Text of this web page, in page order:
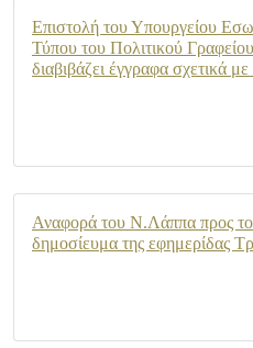
Επιστολή του Υπουργείου
Τύπου του Πολιτικού
διαβιβάζει έγγραφα σχετικά
Αναφορά του Ν.Λάππα προς
δημοσίευμα της εφημερίδας